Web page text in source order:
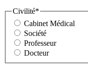
Civilité*
Cabinet Médical
Société
Professeur
Docteur